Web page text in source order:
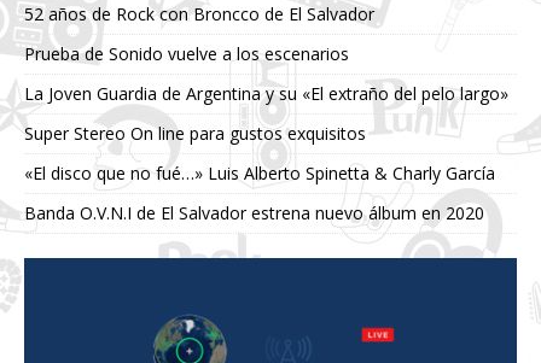
52 años de Rock con Broncco de El Salvador
Prueba de Sonido vuelve a los escenarios
La Joven Guardia de Argentina y su «El extraño del pelo largo»
Super Stereo On line para gustos exquisitos
«El disco que no fué…» Luis Alberto Spinetta & Charly García
Banda O.V.N.I de El Salvador estrena nuevo álbum en 2020